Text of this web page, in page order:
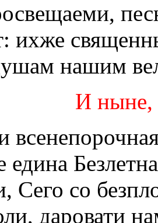
ихже
нашим
И ныне,
Сего со
даровати